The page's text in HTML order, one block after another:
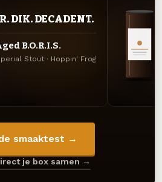
DIK. DECADENT.
B.O.R.I.S.
Stout · Hoppin' Frog
smaaktest →
je box samen →